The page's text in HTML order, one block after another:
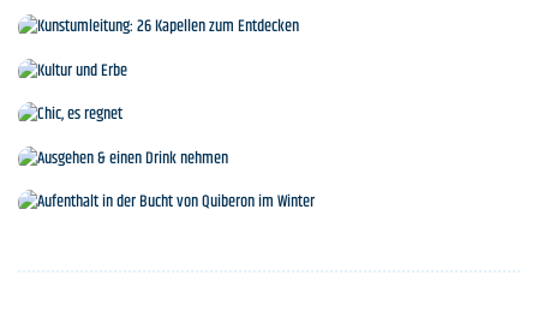
Naturbesuche
Kunstumleitung: 26 Kapellen zum Entdecken
Chic, es regnet
Ausgehen & einen Drink nehmen